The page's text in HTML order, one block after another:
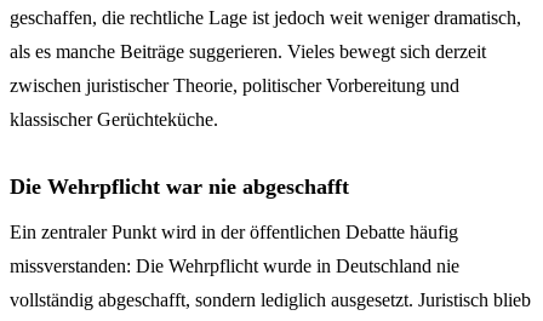
geschaffen, die rechtliche Lage ist jedoch weit weniger dramatisch,
als es manche Beiträge suggerieren. Vieles bewegt sich derzeit
zwischen juristischer Theorie, politischer Vorbereitung und
klassischer Gerüchteküche.
Die Wehrpflicht war nie abgeschafft
Ein zentraler Punkt wird in der öffentlichen Debatte häufig
missverstanden: Die Wehrpflicht wurde in Deutschland nie
vollständig abgeschafft, sondern lediglich ausgesetzt. Juristisch blieb